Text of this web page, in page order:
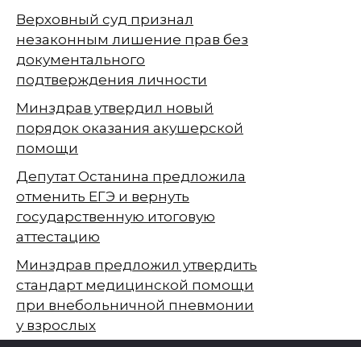
Верховный суд признал
незаконным лишение прав без
документального
подтверждения личности
Минздрав утвердил новый
порядок оказания акушерской
помощи
Депутат Останина предложила
отменить ЕГЭ и вернуть
государственную итоговую
аттестацию
Минздрав предложил утвердить
стандарт медицинской помощи
при внебольничной пневмонии
у взрослых